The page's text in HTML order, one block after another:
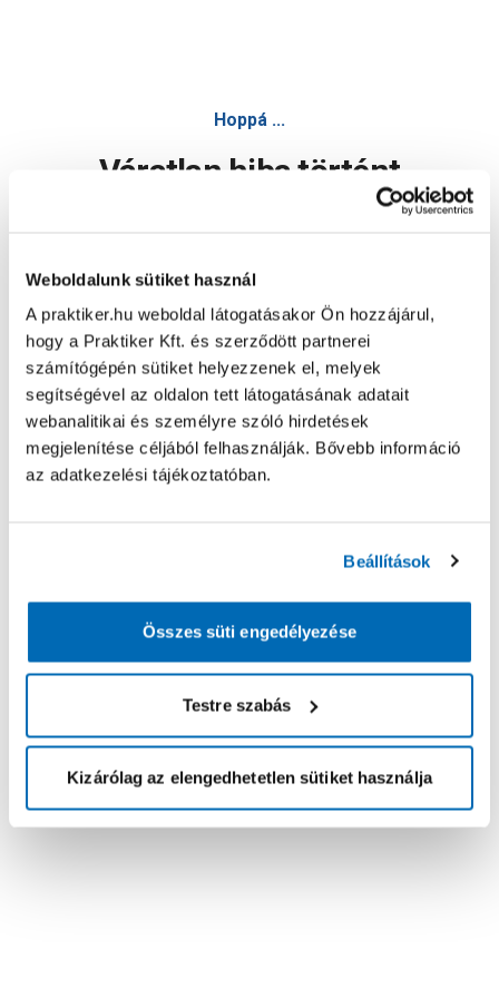
Weboldalunk sütiket használ
A praktiker.hu weboldal látogatásakor Ön hozzájárul,
hogy a Praktiker Kft. és szerződött partnerei
számítógépén sütiket helyezzenek el, melyek
segítségével az oldalon tett látogatásának adatait
webanalitikai és személyre szóló hirdetések
megjelenítése céljából felhasználják. Bővebb információ
az adatkezelési tájékoztatóban.
Beállítások
Összes süti engedélyezése
Testre szabás
Kizárólag az elengedhetetlen sütiket használja
Hoppá ...
Váratlan hiba történt
Oldal újratöltése